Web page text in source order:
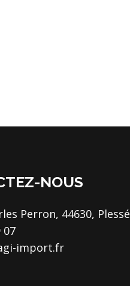
NOUS
Perron, 44630, Plessé
07
import.fr